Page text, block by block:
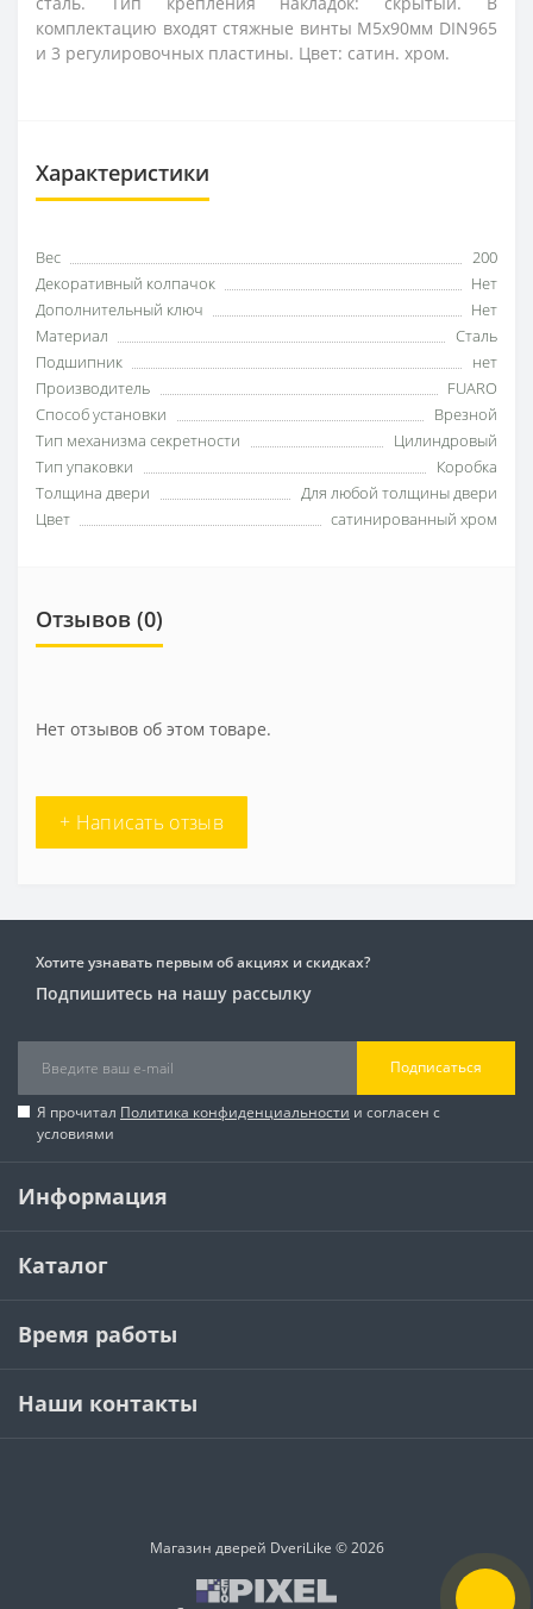
комплектацию входят стяжные винты М5х90мм DIN965
и 3 регулировочных пластины. Цвет: сатин. хром.
Характеристики
Вес
200
Декоративный колпачок
Нет
Дополнительный ключ
Нет
Материал
Сталь
Подшипник
нет
Производитель
FUARO
Способ установки
Врезной
Тип механизма секретности
Цилиндровый
Тип упаковки
Коробка
Толщина двери
Для любой толщины двери
Цвет
сатинированный хром
Отзывов (0)
Нет отзывов об этом товаре.
+ Написать отзыв
Хотите узнавать первым об акциях и скидках?
Подпишитесь на нашу рассылку
Подписаться
Я прочитал Политика конфиденциальности и согласен с
условиями
Информация
Каталог
Время работы
Наши контакты
Магазин дверей DveriLike © 2026